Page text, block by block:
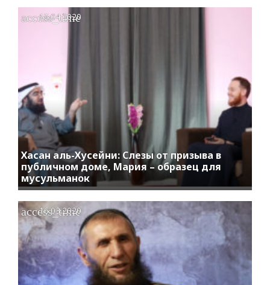
Хасан аль-Хусейни: Слезы от призыва в
публичном доме, Мария – образец для
мусульманок
access_time
15.04.2020
access_time
16.03.2020